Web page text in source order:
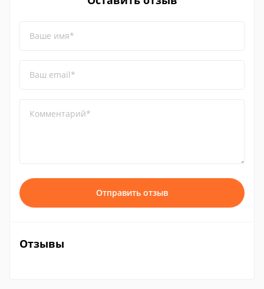
Ваше имя*
Ваш email*
Комментарий*
Отправить отзыв
Отзывы